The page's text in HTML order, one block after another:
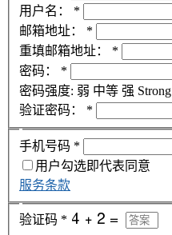
用户名：
*
邮箱地址：
*
重填邮箱地址：
*
密码：
*
密码强度: 弱 中等 强 Strong
验证密码：
*
手机号码 *
用户勾选即代表同意
服务条款
验证码 *